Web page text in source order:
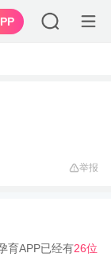
举报
育APP已经有26位